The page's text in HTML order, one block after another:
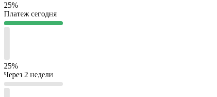
25%
Платеж сегодня
25%
Через 2 недели